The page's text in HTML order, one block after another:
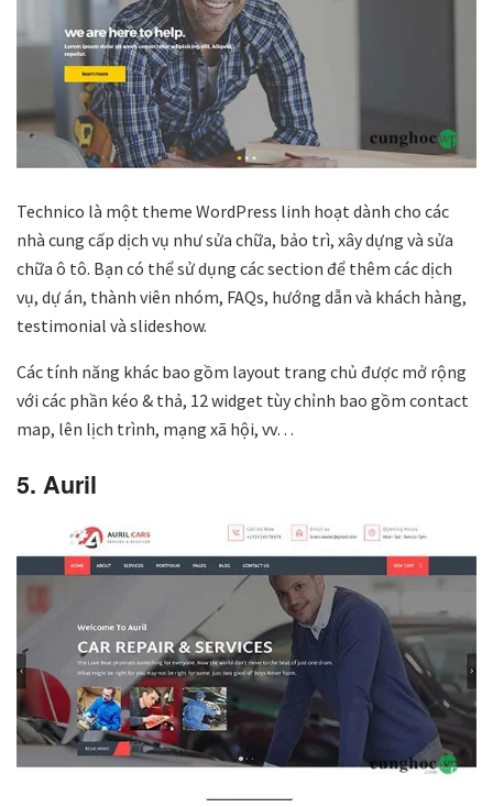
Technico là một theme WordPress linh hoạt dành cho các
nhà cung cấp dịch vụ như sửa chữa, bảo trì, xây dựng và sửa
chữa ô tô. Bạn có thể sử dụng các section để thêm các dịch
vụ, dự án, thành viên nhóm, FAQs, hướng dẫn và khách hàng,
testimonial và slideshow.
Các tính năng khác bao gồm layout trang chủ được mở rộng
với các phần kéo & thả, 12 widget tùy chỉnh bao gồm contact
map, lên lịch trình, mạng xã hội, vv…
5. Auril